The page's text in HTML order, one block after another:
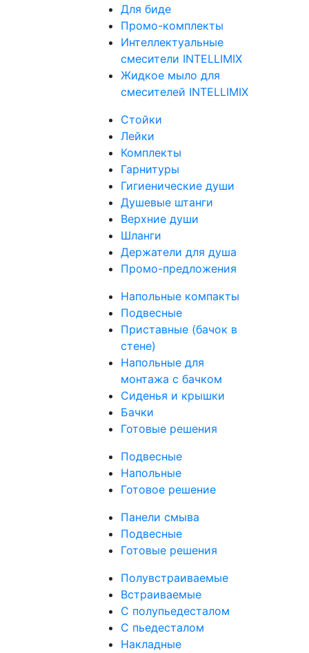
Для биде
Промо-комплекты
Интеллектуальные
смесители INTELLIMIX
Жидкое мыло для
смесителей INTELLIMIX
Стойки
Лейки
Комплекты
Гарнитуры
Гигиенические души
Душевые штанги
Верхние души
Шланги
Держатели для душа
Промо-предложения
Напольные компакты
Подвесные
Приставные (бачок в
стене)
Напольные для
монтажа с бачком
Сиденья и крышки
Бачки
Готовые решения
Подвесные
Напольные
Готовое решение
Панели смыва
Подвесные
Готовые решения
Полувстраиваемые
Встраиваемые
С полупьедесталом
С пьедесталом
Накладные